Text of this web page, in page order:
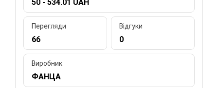
50 - 534.01 UAH
Перегляди
66
Відгуки
0
Виробник
ФАНЦА